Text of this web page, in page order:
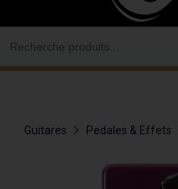
Guitares Pedales & Effets